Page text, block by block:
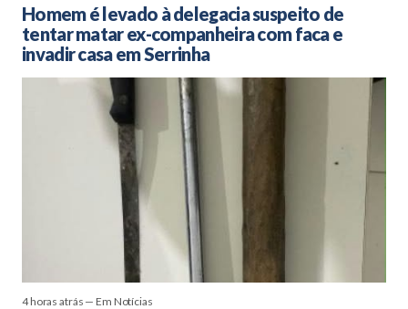
Homem é levado à delegacia suspeito de
tentar matar ex-companheira com faca e
invadir casa em Serrinha
4 horas atrás — Em Notícias